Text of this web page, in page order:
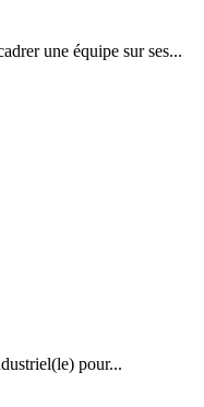
une équipe sur ses...
pour...